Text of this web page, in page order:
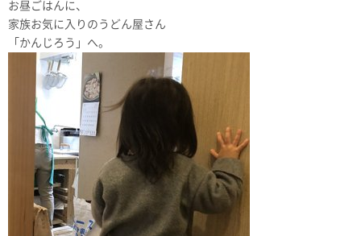
お昼ごはんに、
家族お気に入りのうどん屋さん
「かんじろう」へ。